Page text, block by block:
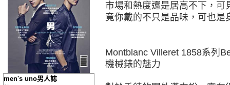
市場和熱度還是居高不下，
竟你戴的不只是品味，可也是
Montblanc Villeret 1858系列
機械錶的魅力
men's uno男人誌